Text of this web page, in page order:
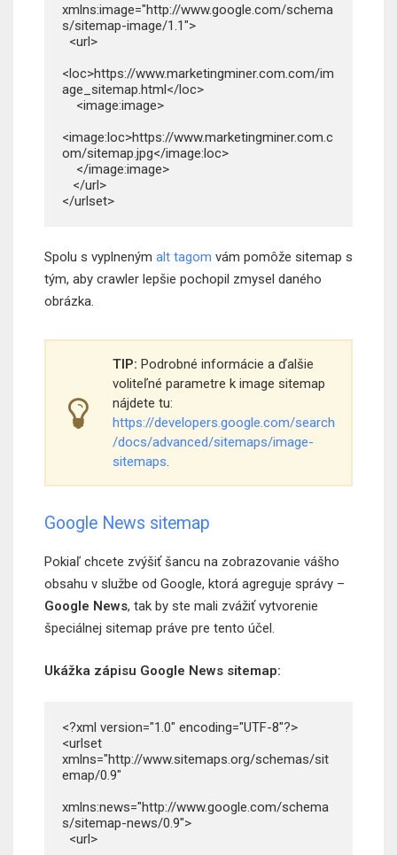
xmlns:image="http://www.google.com/schema
s/sitemap-image/1.1">
<loc>https://www.marketingminer.com.com/im
age_sitemap.html</loc>
<image:loc>https://www.marketingminer.com.c
om/sitemap.jpg</image:loc>
</urlset>
Spolu s vyplneným alt tagom vám pomôže sitemap s
tým, aby crawler lepšie pochopil zmysel daného
obrázka.
TIP: Podrobné informácie a ďalšie
voliteľné parametre k image sitemap
nájdete tu:
https://developers.google.com/search
/docs/advanced/sitemaps/image-
sitemaps.
Google News sitemap
Pokiaľ chcete zvýšiť šancu na zobrazovanie vášho
obsahu v službe od Google, ktorá agreguje správy –
Google News, tak by ste mali zvážiť vytvorenie
špeciálnej sitemap práve pre tento účel.
Ukážka zápisu Google News sitemap:
<?xml version="1.0" encoding="UTF-8"?>
<urlset
xmlns="http://www.sitemaps.org/schemas/sit
emap/0.9"
xmlns:news="http://www.google.com/schema
s/sitemap-news/0.9">